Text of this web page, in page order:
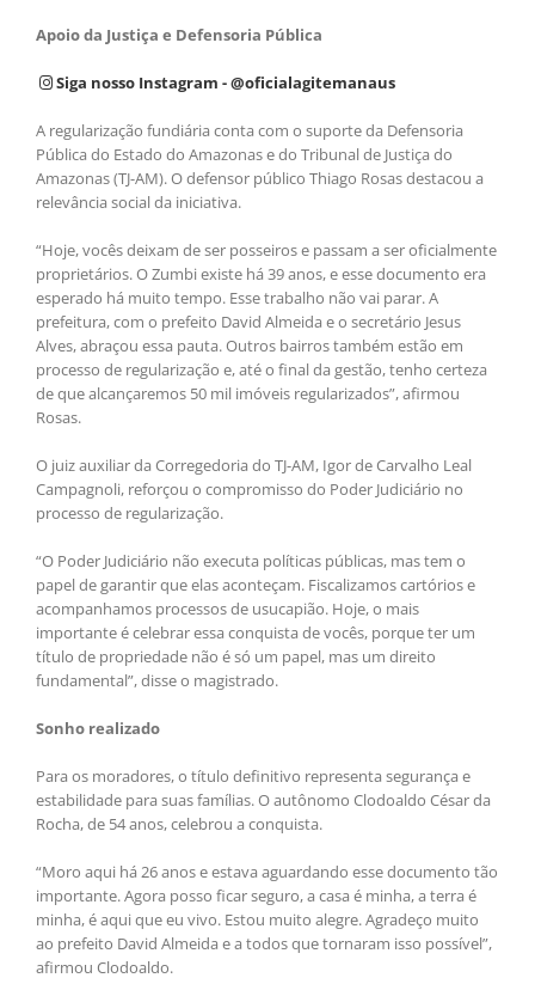
Apoio da Justiça e Defensoria Pública
Siga nosso Instagram - @oficialagitemanaus
A regularização fundiária conta com o suporte da Defensoria
Pública do Estado do Amazonas e do Tribunal de Justiça do
Amazonas (TJ-AM). O defensor público Thiago Rosas destacou a
relevância social da iniciativa.
“Hoje, vocês deixam de ser posseiros e passam a ser oficialmente
proprietários. O Zumbi existe há 39 anos, e esse documento era
esperado há muito tempo. Esse trabalho não vai parar. A
prefeitura, com o prefeito David Almeida e o secretário Jesus
Alves, abraçou essa pauta. Outros bairros também estão em
processo de regularização e, até o final da gestão, tenho certeza
de que alcançaremos 50 mil imóveis regularizados”, afirmou
Rosas.
O juiz auxiliar da Corregedoria do TJ-AM, Igor de Carvalho Leal
Campagnoli, reforçou o compromisso do Poder Judiciário no
processo de regularização.
“O Poder Judiciário não executa políticas públicas, mas tem o
papel de garantir que elas aconteçam. Fiscalizamos cartórios e
acompanhamos processos de usucapião. Hoje, o mais
importante é celebrar essa conquista de vocês, porque ter um
título de propriedade não é só um papel, mas um direito
fundamental”, disse o magistrado.
Sonho realizado
Para os moradores, o título definitivo representa segurança e
estabilidade para suas famílias. O autônomo Clodoaldo César da
Rocha, de 54 anos, celebrou a conquista.
“Moro aqui há 26 anos e estava aguardando esse documento tão
importante. Agora posso ficar seguro, a casa é minha, a terra é
minha, é aqui que eu vivo. Estou muito alegre. Agradeço muito
ao prefeito David Almeida e a todos que tornaram isso possível”,
afirmou Clodoaldo.